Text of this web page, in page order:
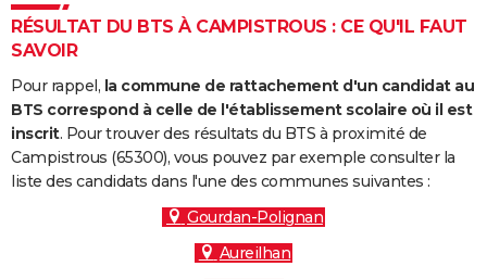
Carte de Noël
Carte Bonne année
Carte Saint-Valentin
Carte Pâques
Carte d'anniversaire
DICTIONNAIRE
Dictionnaire
Biographies
Citations
Expressions
Proverbes
PROGRAMME TV
COPAINS D'AVANT
S'inscrire
Se connecter
Lycées
Collèges
Primaires
Universités
Entreprises
Service militaire
Avis de recherche
AVIS DE DÉCÈS
FORUM
RÉSULTAT DU BTS À CAMPISTROUS : CE QU'IL FAUT
SAVOIR
Pour rappel, la commune de rattachement d'un candidat au
BTS correspond à celle de l'établissement scolaire où il est
inscrit. Pour trouver des résultats du BTS à proximité de
Campistrous (65300), vous pouvez par exemple consulter la
liste des candidats dans l'une des communes suivantes :
Gourdan-Polignan
Aureilhan